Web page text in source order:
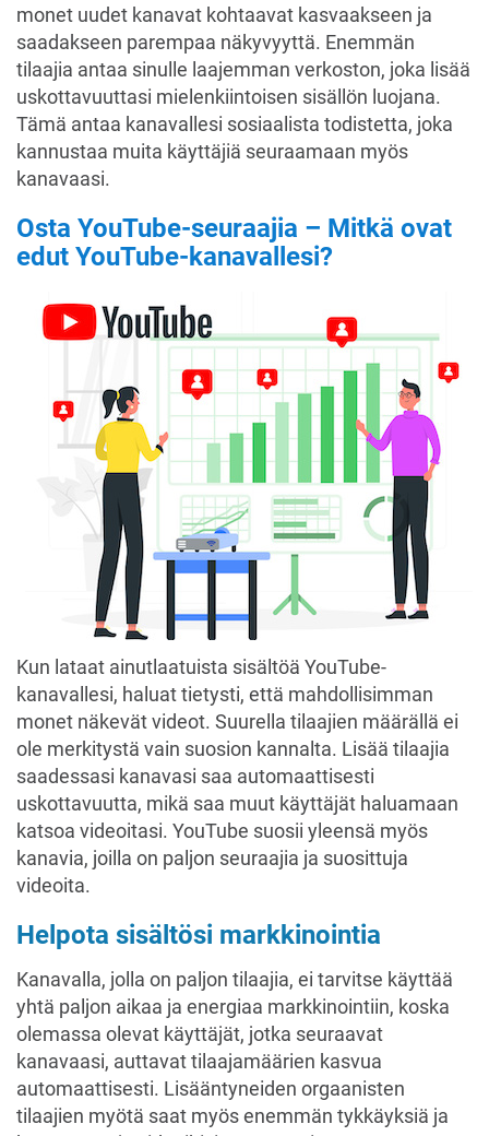
monet uudet kanavat kohtaavat kasvaakseen ja
saadakseen parempaa näkyvyyttä. Enemmän
tilaajia antaa sinulle laajemman verkoston, joka lisää
uskottavuuttasi mielenkiintoisen sisällön luojana.
Tämä antaa kanavallesi sosiaalista todistetta, joka
kannustaa muita käyttäjiä seuraamaan myös
kanavaasi.
Osta YouTube-seuraajia – Mitkä ovat
edut YouTube-kanavallesi?
Kun lataat ainutlaatuista sisältöä YouTube-
kanavallesi, haluat tietysti, että mahdollisimman
monet näkevät videot. Suurella tilaajien määrällä ei
ole merkitystä vain suosion kannalta. Lisää tilaajia
saadessasi kanavasi saa automaattisesti
uskottavuutta, mikä saa muut käyttäjät haluamaan
katsoa videoitasi. YouTube suosii yleensä myös
kanavia, joilla on paljon seuraajia ja suosittuja
videoita.
Helpota sisältösi markkinointia
Kanavalla, jolla on paljon tilaajia, ei tarvitse käyttää
yhtä paljon aikaa ja energiaa markkinointiin, koska
olemassa olevat käyttäjät, jotka seuraavat
kanavaasi, auttavat tilaajamäärien kasvua
automaattisesti. Lisääntyneiden orgaanisten
tilaajien myötä saat myös enemmän tykkäyksiä ja